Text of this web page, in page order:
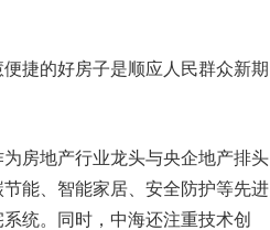
捷的好房子是顺应人民群众新期
房地产行业龙头与央企地产排头
能、智能家居、安全防护等先进
统。同时，中海还注重技术创